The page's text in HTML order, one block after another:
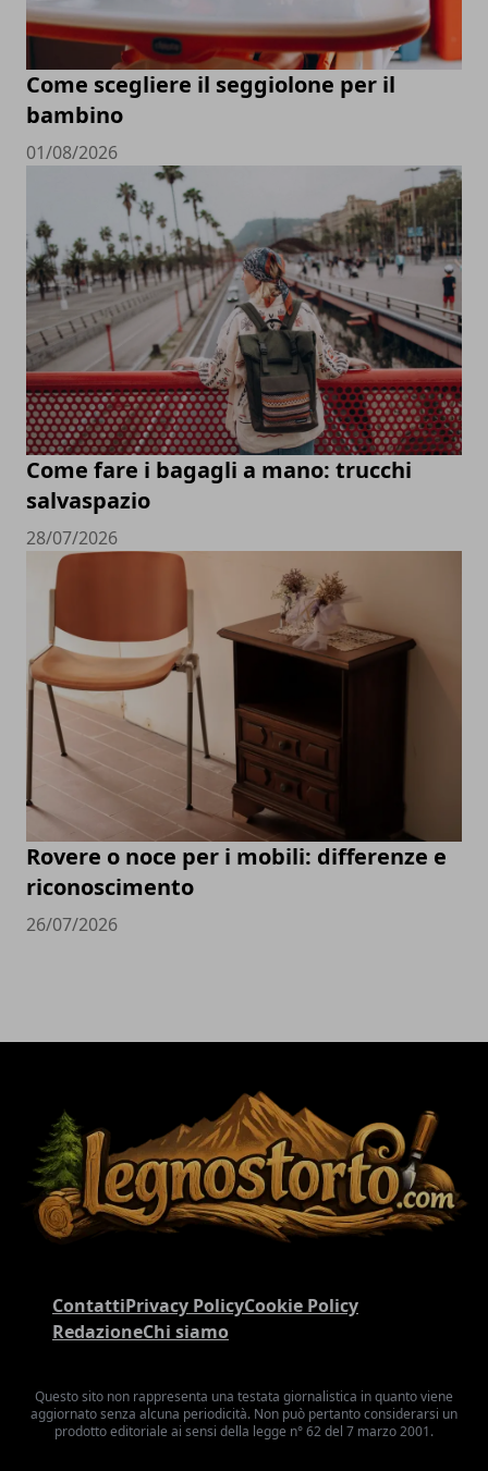
Come scegliere il seggiolone per il
bambino
01/08/2026
Come fare i bagagli a mano: trucchi
salvaspazio
28/07/2026
Rovere o noce per i mobili: differenze e
riconoscimento
26/07/2026
ContattiPrivacy PolicyCookie Policy
RedazioneChi siamo
Questo sito non rappresenta una testata giornalistica in quanto viene
aggiornato senza alcuna periodicità. Non può pertanto considerarsi un
prodotto editoriale ai sensi della legge n° 62 del 7 marzo 2001.